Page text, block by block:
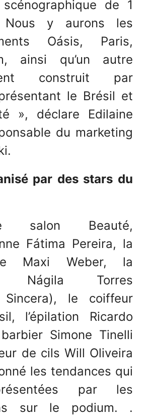
de 1
y aurons les
Oásis, Paris,
ainsi qu’un autre
construit par
le Brésil et
», déclare Edilaine
du marketing
par des stars du
salon Beauté,
Fátima Pereira, la
Maxi Weber, la
Nágila Torres
Sincera), le coiffeur
l’épilation Ricardo
Simone Tinelli
de cils Will Oliveira
les tendances qui
par les
sur le podium. .